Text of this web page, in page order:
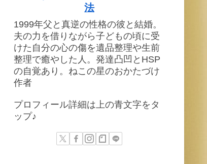
法
1999年父と真逆の性格の彼と結婚。
夫の力を借りながら子どもの頃に受
けた自分の心の傷を遺品整理や生前
整理で癒やした人。発達凸凹とHSP
の自覚あり。ねこの星のおかたづけ
作者
プロフィール詳細は上の青文字をタ
ップ♪